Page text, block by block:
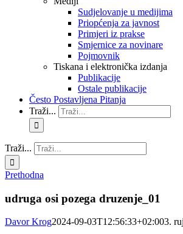
Sudjelovanje u medijima
Priopćenja za javnost
Primjeri iz prakse
Smjernice za novinare
Pojmovnik
Tiskana i elektronička izdanja
Publikacije
Ostale publikacije
Često Postavljena Pitanja
Traži...
Traži...
Prethodna
udruga osi pozega druzenje_01
Davor Krog2024-09-03T12:56:33+02:003.